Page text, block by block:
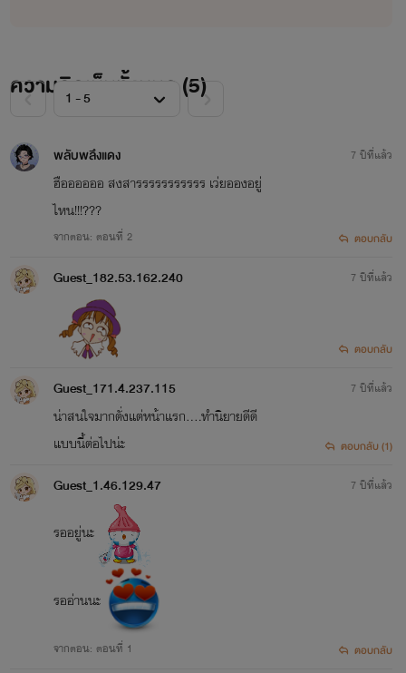
ความคิดเห็นทั้งหมด (5)
พลับพลึง​แดง
ฮืออออออ สงสารรรรรรรรรรร เว่ยอองอยู่
ไหน!!!???
จากตอน: ตอนที่ 2
7 ปีที่แล้ว
ตอบกลับ
Guest_182.53.162.240 7 ปีที่แล้ว
ตอบกลับ
Guest_171.4.237.115
น่าสนใจมากตั่งแต่หน้าแรก....ทำนิยายดีดี
แบบนี้ต่อไปน่ะ
7 ปีที่แล้ว
ตอบกลับ (1)
Guest_1.46.129.47
รออยู่นะ
รออ่านนะ
จากตอน: ตอนที่ 1
7 ปีที่แล้ว
ตอบกลับ